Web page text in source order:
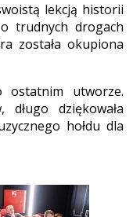
lekcją historii
trudnych drogach
została okupiona
ostatnim utworze.
dziękowała
hołdu dla